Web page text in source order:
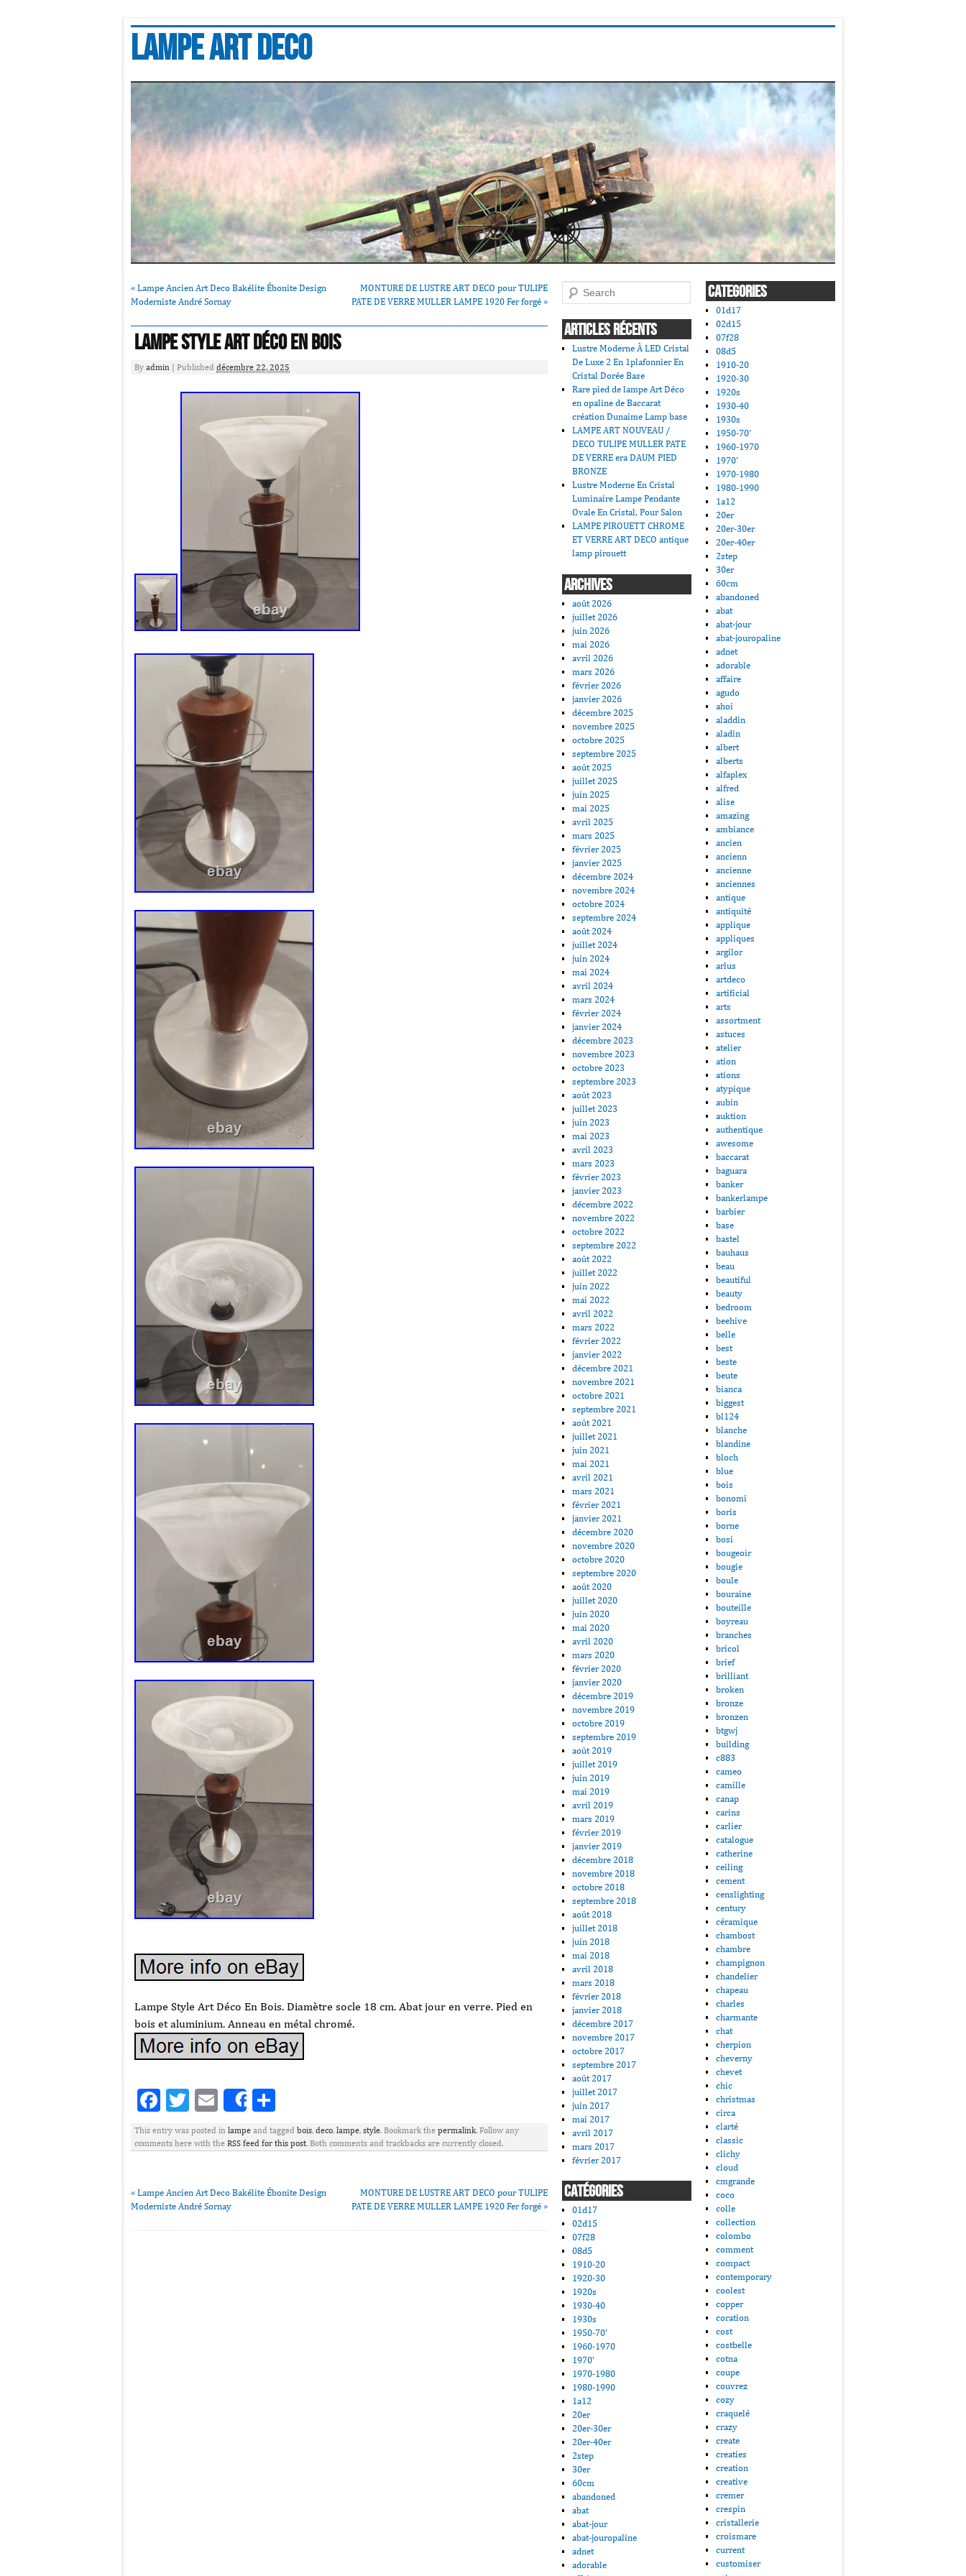
Lampe art deco
« Lampe Ancien Art Deco Bakélite Ébonite Design
Moderniste André Sornay
MONTURE DE LUSTRE ART DECO pour TULIPE
PATE DE VERRE MULLER LAMPE 1920 Fer forgé »
Lampe Style Art Déco En Bois
By admin Published décembre 22, 2025
Lampe Style Art Déco En Bois. Diamètre socle 18 cm. Abat jour en verre. Pied en
bois et aluminium. Anneau en métal chromé.
Facebook
Twitter
EmailShare
This entry was posted in lampe and tagged bois, deco, lampe, style. Bookmark the permalink. Follow any
comments here with the RSS feed for this post. Both comments and trackbacks are currently closed.
« Lampe Ancien Art Deco Bakélite Ébonite Design
Moderniste André Sornay
MONTURE DE LUSTRE ART DECO pour TULIPE
PATE DE VERRE MULLER LAMPE 1920 Fer forgé »
Search
ARTICLES RÉCENTS
Lustre Moderne À LED Cristal
De Luxe 2 En 1plafonnier En
Cristal Dorée Base
Rare pied de lampe Art Déco
en opaline de Baccarat
création Dunaime Lamp base
LAMPE ART NOUVEAU /
DECO TULIPE MULLER PATE
DE VERRE era DAUM PIED
BRONZE
Lustre Moderne En Cristal
Luminaire Lampe Pendante
Ovale En Cristal, Pour Salon
LAMPE PIROUETT CHROME
ET VERRE ART DECO antique
lamp pirouett
ARCHIVES
août 2026
juillet 2026
juin 2026
mai 2026
avril 2026
mars 2026
février 2026
janvier 2026
décembre 2025
novembre 2025
octobre 2025
septembre 2025
août 2025
juillet 2025
juin 2025
mai 2025
avril 2025
mars 2025
février 2025
janvier 2025
décembre 2024
novembre 2024
octobre 2024
septembre 2024
août 2024
juillet 2024
juin 2024
mai 2024
avril 2024
mars 2024
février 2024
janvier 2024
décembre 2023
novembre 2023
octobre 2023
septembre 2023
août 2023
juillet 2023
juin 2023
mai 2023
avril 2023
mars 2023
février 2023
janvier 2023
décembre 2022
novembre 2022
octobre 2022
septembre 2022
août 2022
juillet 2022
juin 2022
mai 2022
avril 2022
mars 2022
février 2022
janvier 2022
décembre 2021
novembre 2021
octobre 2021
septembre 2021
août 2021
juillet 2021
juin 2021
mai 2021
avril 2021
mars 2021
février 2021
janvier 2021
décembre 2020
novembre 2020
octobre 2020
septembre 2020
août 2020
juillet 2020
juin 2020
mai 2020
avril 2020
mars 2020
février 2020
janvier 2020
décembre 2019
novembre 2019
octobre 2019
septembre 2019
août 2019
juillet 2019
juin 2019
mai 2019
avril 2019
mars 2019
février 2019
janvier 2019
décembre 2018
novembre 2018
octobre 2018
septembre 2018
août 2018
juillet 2018
juin 2018
mai 2018
avril 2018
mars 2018
février 2018
janvier 2018
décembre 2017
novembre 2017
octobre 2017
septembre 2017
août 2017
juillet 2017
juin 2017
mai 2017
avril 2017
mars 2017
février 2017
CATÉGORIES
01d17
02d15
07f28
08d5
1910-20
1920-30
1920s
1930-40
1930s
1950-70'
1960-1970
1970'
1970-1980
1980-1990
1a12
20er
20er-30er
20er-40er
2step
30er
60cm
abandoned
abat
abat-jour
abat-jouropaline
adnet
adorable
CATEGORIES
01d17
02d15
07f28
08d5
1910-20
1920-30
1920s
1930-40
1930s
1950-70'
1960-1970
1970'
1970-1980
1980-1990
1a12
20er
20er-30er
20er-40er
2step
30er
60cm
abandoned
abat
abat-jour
abat-jouropaline
adnet
adorable
affaire
agudo
ahoi
aladdin
aladin
albert
alberts
alfaplex
alfred
alise
amazing
ambiance
ancien
ancienn
ancienne
anciennes
antique
antiquité
applique
appliques
argilor
arlus
artdeco
artificial
arts
assortment
astuces
atelier
ation
ations
atypique
aubin
auktion
authentique
awesome
baccarat
baguara
banker
bankerlampe
barbier
base
bastel
bauhaus
beau
beautiful
beauty
bedroom
beehive
belle
best
beste
beute
bianca
biggest
bl124
blanche
blandine
bloch
blue
bois
bonomi
boris
borne
bosi
bougeoir
bougie
boule
bouraine
bouteille
boyreau
branches
bricol
brief
brilliant
broken
bronze
bronzen
btgwj
building
c883
cameo
camille
canap
carins
carlier
catalogue
catherine
ceiling
cement
censlighting
century
céramique
chambost
chambre
champignon
chandelier
chapeau
charles
charmante
chat
cherpion
cheverny
chevet
chic
christmas
circa
clarté
classic
clichy
cloud
cmgrande
coco
colle
collection
colombo
comment
compact
contemporary
coolest
copper
coration
cost
costbelle
cotna
coupe
couvrez
cozy
craquelé
crazy
create
creaties
creation
creative
cremer
crespin
cristallerie
croismare
current
customiser